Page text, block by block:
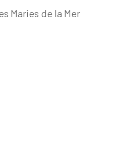
Maries de la Mer